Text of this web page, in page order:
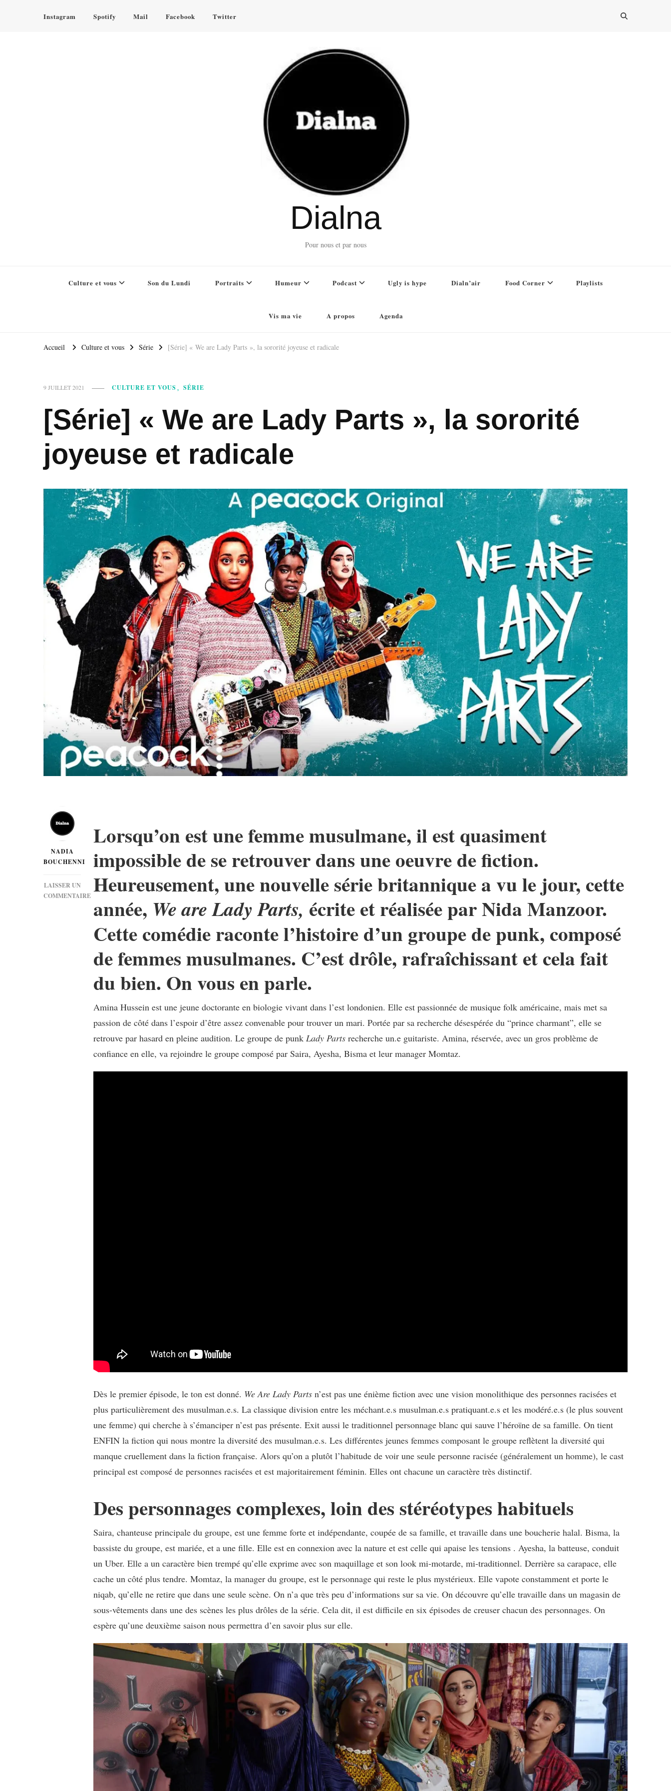
Instagram Spotify Mail Facebook Twitter
Dialna
Pour nous et par nous
Culture et vous Son du Lundi Portraits Humeur Podcast Ugly is hype Dialn’air Food Corner Playlists
Vis ma vie A propos Agenda
Accueil Culture et vous Série [Série] « We are Lady Parts », la sororité joyeuse et radicale
9 JUILLET 2021 CULTURE ET VOUS SÉRIE
[Série] « We are Lady Parts », la sororité
joyeuse et radicale
NADIA
BOUCHENNI
LAISSER UN
COMMENTAIRE
RADICALE
Lorsqu’on est une femme musulmane, il est quasiment
impossible de se retrouver dans une oeuvre de fiction.
Heureusement, une nouvelle série britannique a vu le jour, cette
année, We are Lady Parts, écrite et réalisée par Nida Manzoor.
Cette comédie raconte l’histoire d’un groupe de punk, composé
de femmes musulmanes. C’est drôle, rafraîchissant et cela fait
du bien. On vous en parle.
Amina Hussein est une jeune doctorante en biologie vivant dans l’est londonien. Elle est passionnée de musique folk américaine, mais met sa
passion de côté dans l’espoir d’être assez convenable pour trouver un mari. Portée par sa recherche désespérée du “prince charmant”, elle se
retrouve par hasard en pleine audition. Le groupe de punk Lady Parts recherche un.e guitariste. Amina, réservée, avec un gros problème de
confiance en elle, va rejoindre le groupe composé par Saira, Ayesha, Bisma et leur manager Momtaz.
Dès le premier épisode, le ton est donné. We Are Lady Parts n’est pas une énième fiction avec une vision monolithique des personnes racisées et
plus particulièrement des musulman.e.s. La classique division entre les méchant.e.s musulman.e.s pratiquant.e.s et les modéré.e.s (le plus souvent
une femme) qui cherche à s’émanciper n’est pas présente. Exit aussi le traditionnel personnage blanc qui sauve l’héroïne de sa famille. On tient
ENFIN la fiction qui nous montre la diversité des musulman.e.s. Les différentes jeunes femmes composant le groupe reflètent la diversité qui
manque cruellement dans la fiction française. Alors qu’on a plutôt l’habitude de voir une seule personne racisée (généralement un homme), le cast
principal est composé de personnes racisées et est majoritairement féminin. Elles ont chacune un caractère très distinctif.
Des personnages complexes, loin des stéréotypes habituels
Saira, chanteuse principale du groupe, est une femme forte et indépendante, coupée de sa famille, et travaille dans une boucherie halal. Bisma, la
bassiste du groupe, est mariée, et a une fille. Elle est en connexion avec la nature et est celle qui apaise les tensions . Ayesha, la batteuse, conduit
un Uber. Elle a un caractère bien trempé qu’elle exprime avec son maquillage et son look mi-motarde, mi-traditionnel. Derrière sa carapace, elle
cache un côté plus tendre. Momtaz, la manager du groupe, est le personnage qui reste le plus mystérieux. Elle vapote constamment et porte le
niqab, qu’elle ne retire que dans une seule scène. On n’a que très peu d’informations sur sa vie. On découvre qu’elle travaille dans un magasin de
sous-vêtements dans une des scènes les plus drôles de la série. Cela dit, il est difficile en six épisodes de creuser chacun des personnages. On
espère qu’une deuxième saison nous permettra d’en savoir plus sur elle.